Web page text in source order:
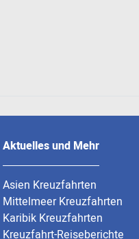
Aktuelles und Mehr
Asien Kreuzfahrten
Mittelmeer Kreuzfahrten
Karibik Kreuzfahrten
Kreuzfahrt-Reiseberichte